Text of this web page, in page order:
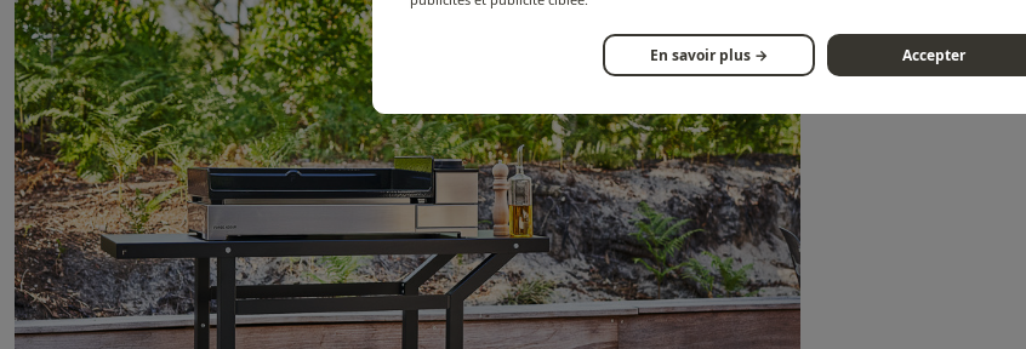
En savoir plus → Accepter